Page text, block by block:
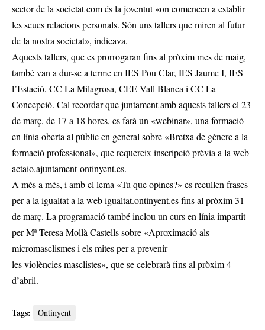
sector de la societat com és la joventut «on comencen a establir
les seues relacions personals. Són uns tallers que miren al futur
de la nostra societat», indicava.
Aquests tallers, que es prorrogaran fins al pròxim mes de maig,
també van a dur-se a terme en IES Pou Clar, IES Jaume I, IES
l’Estació, CC La Milagrosa, CEE Vall Blanca i CC La
Concepció. Cal recordar que juntament amb aquests tallers el 23
de març, de 17 a 18 hores, es farà un «webinar», una formació
en línia oberta al públic en general sobre «Bretxa de gènere a la
formació professional», que requereix inscripció prèvia a la web
actaio.ajuntament-ontinyent.es.
A més a més, i amb el lema «Tu que opines?» es recullen frases
per a la igualtat a la web igualtat.ontinyent.es fins al pròxim 31
de març. La programació també inclou un curs en línia impartit
per Mª Teresa Mollà Castells sobre «Aproximació als
micromasclismes i els mites per a prevenir
les violències masclistes», que se celebrarà fins al pròxim 4
d’abril.
Tags: Ontinyent